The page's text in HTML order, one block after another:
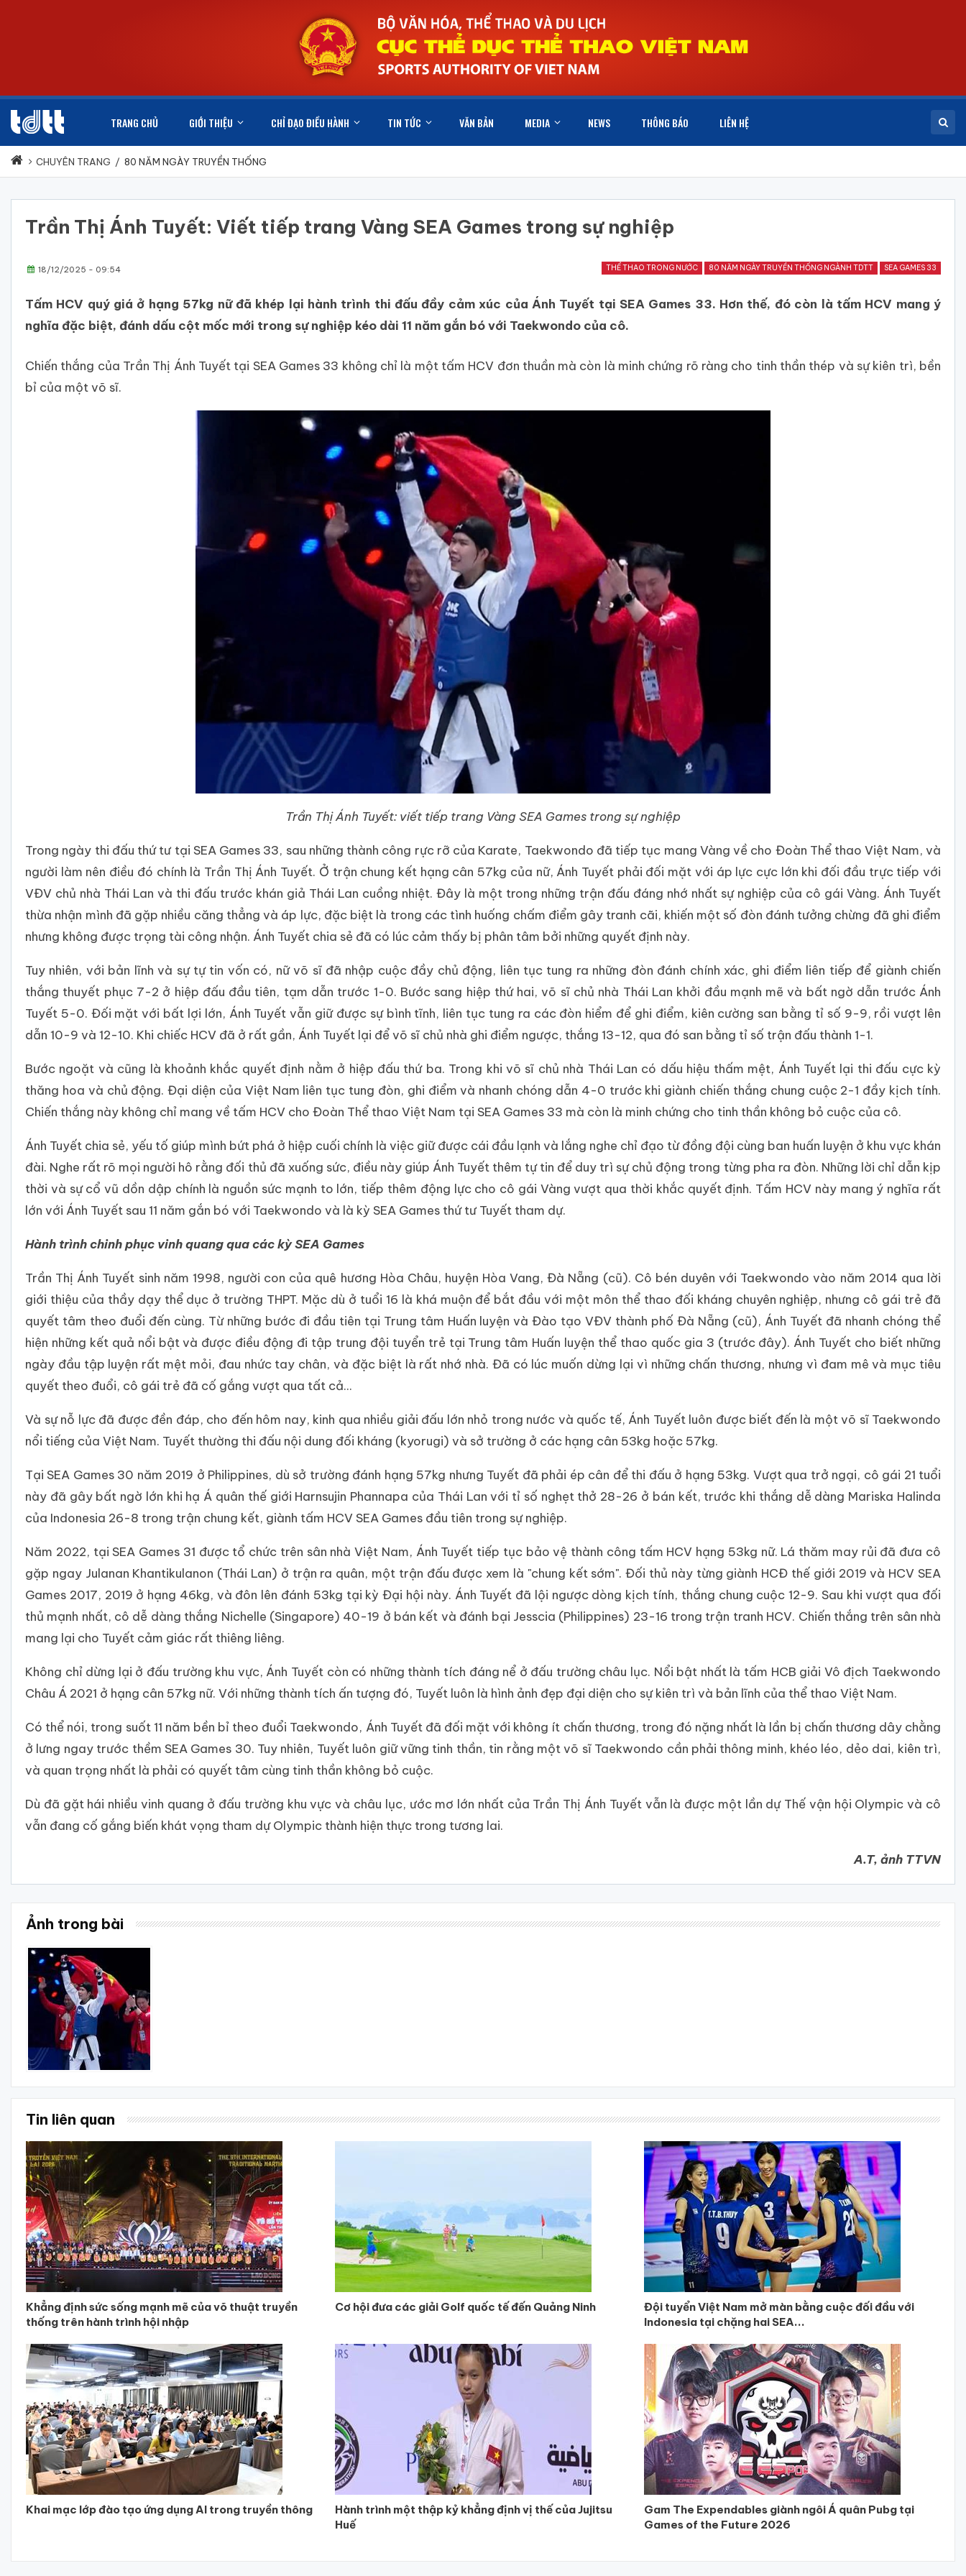
TRANG CHỦ GIỚI THIỆU CHỈ ĐẠO ĐIỀU HÀNH TIN TỨC VĂN BẢN MEDIA NEWS THÔNG BÁO LIÊN HỆ
CHUYÊN TRANG / 80 NĂM NGÀY TRUYỀN THỐNG
Trần Thị Ánh Tuyết: Viết tiếp trang Vàng SEA Games trong sự nghiệp
THỂ THAO TRONG NƯỚC 80 NĂM NGÀY TRUYỀN THỐNG NGÀNH TDTT SEA GAMES 33
18/12/2025 - 09:54
Tấm HCV quý giá ở hạng 57kg nữ đã khép lại hành trình thi đấu đầy cảm xúc của Ánh Tuyết tại SEA Games 33. Hơn thế, đó còn là tấm HCV mang ý
nghĩa đặc biệt, đánh dấu cột mốc mới trong sự nghiệp kéo dài 11 năm gắn bó với Taekwondo của cô.
Chiến thắng của Trần Thị Ánh Tuyết tại SEA Games 33 không chỉ là một tấm HCV đơn thuần mà còn là minh chứng rõ ràng cho tinh thần thép và sự kiên trì, bền
bỉ của một võ sĩ.
Trần Thị Ánh Tuyết: viết tiếp trang Vàng SEA Games trong sự nghiệp
Trong ngày thi đấu thứ tư tại SEA Games 33, sau những thành công rực rỡ của Karate, Taekwondo đã tiếp tục mang Vàng về cho Đoàn Thể thao Việt Nam, và
người làm nên điều đó chính là Trần Thị Ánh Tuyết. Ở trận chung kết hạng cân 57kg của nữ, Ánh Tuyết phải đối mặt với áp lực cực lớn khi đối đầu trực tiếp với
VĐV chủ nhà Thái Lan và thi đấu trước khán giả Thái Lan cuồng nhiệt. Đây là một trong những trận đấu đáng nhớ nhất sự nghiệp của cô gái Vàng. Ánh Tuyết
thừa nhận mình đã gặp nhiều căng thẳng và áp lực, đặc biệt là trong các tình huống chấm điểm gây tranh cãi, khiến một số đòn đánh tưởng chừng đã ghi điểm
nhưng không được trọng tài công nhận. Ánh Tuyết chia sẻ đã có lúc cảm thấy bị phân tâm bởi những quyết định này.
Tuy nhiên, với bản lĩnh và sự tự tin vốn có, nữ võ sĩ đã nhập cuộc đầy chủ động, liên tục tung ra những đòn đánh chính xác, ghi điểm liên tiếp để giành chiến
thắng thuyết phục 7-2 ở hiệp đấu đầu tiên, tạm dẫn trước 1-0. Bước sang hiệp thứ hai, võ sĩ chủ nhà Thái Lan khởi đầu mạnh mẽ và bất ngờ dẫn trước Ánh
Tuyết 5-0. Đối mặt với bất lợi lớn, Ánh Tuyết vẫn giữ được sự bình tĩnh, liên tục tung ra các đòn hiểm để ghi điểm, kiên cường san bằng tỉ số 9-9, rồi vượt lên
dẫn 10-9 và 12-10. Khi chiếc HCV đã ở rất gần, Ánh Tuyết lại để võ sĩ chủ nhà ghi điểm ngược, thắng 13-12, qua đó san bằng tỉ số trận đấu thành 1-1.
Bước ngoặt và cũng là khoảnh khắc quyết định nằm ở hiệp đấu thứ ba. Trong khi võ sĩ chủ nhà Thái Lan có dấu hiệu thấm mệt, Ánh Tuyết lại thi đấu cực kỳ
thăng hoa và chủ động. Đại diện của Việt Nam liên tục tung đòn, ghi điểm và nhanh chóng dẫn 4-0 trước khi giành chiến thắng chung cuộc 2-1 đầy kịch tính.
Chiến thắng này không chỉ mang về tấm HCV cho Đoàn Thể thao Việt Nam tại SEA Games 33 mà còn là minh chứng cho tinh thần không bỏ cuộc của cô.
Ánh Tuyết chia sẻ, yếu tố giúp mình bứt phá ở hiệp cuối chính là việc giữ được cái đầu lạnh và lắng nghe chỉ đạo từ đồng đội cùng ban huấn luyện ở khu vực khán
đài. Nghe rất rõ mọi người hô rằng đối thủ đã xuống sức, điều này giúp Ánh Tuyết thêm tự tin để duy trì sự chủ động trong từng pha ra đòn. Những lời chỉ dẫn kịp
thời và sự cổ vũ dồn dập chính là nguồn sức mạnh to lớn, tiếp thêm động lực cho cô gái Vàng vượt qua thời khắc quyết định. Tấm HCV này mang ý nghĩa rất
lớn với Ánh Tuyết sau 11 năm gắn bó với Taekwondo và là kỳ SEA Games thứ tư Tuyết tham dự.
Hành trình chinh phục vinh quang qua các kỳ SEA Games
Trần Thị Ánh Tuyết sinh năm 1998, người con của quê hương Hòa Châu, huyện Hòa Vang, Đà Nẵng (cũ). Cô bén duyên với Taekwondo vào năm 2014 qua lời
giới thiệu của thầy dạy thể dục ở trường THPT. Mặc dù ở tuổi 16 là khá muộn để bắt đầu với một môn thể thao đối kháng chuyên nghiệp, nhưng cô gái trẻ đã
quyết tâm theo đuổi đến cùng. Từ những bước đi đầu tiên tại Trung tâm Huấn luyện và Đào tạo VĐV thành phố Đà Nẵng (cũ), Ánh Tuyết đã nhanh chóng thể
hiện những kết quả nổi bật và được điều động đi tập trung đội tuyển trẻ tại Trung tâm Huấn luyện thể thao quốc gia 3 (trước đây). Ánh Tuyết cho biết những
ngày đầu tập luyện rất mệt mỏi, đau nhức tay chân, và đặc biệt là rất nhớ nhà. Đã có lúc muốn dừng lại vì những chấn thương, nhưng vì đam mê và mục tiêu
quyết theo đuổi, cô gái trẻ đã cố gắng vượt qua tất cả...
Và sự nỗ lực đã được đền đáp, cho đến hôm nay, kinh qua nhiều giải đấu lớn nhỏ trong nước và quốc tế, Ánh Tuyết luôn được biết đến là một võ sĩ Taekwondo
nổi tiếng của Việt Nam. Tuyết thường thi đấu nội dung đối kháng (kyorugi) và sở trường ở các hạng cân 53kg hoặc 57kg.
Tại SEA Games 30 năm 2019 ở Philippines, dù sở trường đánh hạng 57kg nhưng Tuyết đã phải ép cân để thi đấu ở hạng 53kg. Vượt qua trở ngại, cô gái 21 tuổi
này đã gây bất ngờ lớn khi hạ Á quân thế giới Harnsujin Phannapa của Thái Lan với tỉ số nghẹt thở 28-26 ở bán kết, trước khi thắng dễ dàng Mariska Halinda
của Indonesia 26-8 trong trận chung kết, giành tấm HCV SEA Games đầu tiên trong sự nghiệp.
Năm 2022, tại SEA Games 31 được tổ chức trên sân nhà Việt Nam, Ánh Tuyết tiếp tục bảo vệ thành công tấm HCV hạng 53kg nữ. Lá thăm may rủi đã đưa cô
gặp ngay Julanan Khantikulanon (Thái Lan) ở trận ra quân, một trận đấu được xem là "chung kết sớm". Đối thủ này từng giành HCĐ thế giới 2019 và HCV SEA
Games 2017, 2019 ở hạng 46kg, và đôn lên đánh 53kg tại kỳ Đại hội này. Ánh Tuyết đã lội ngược dòng kịch tính, thắng chung cuộc 12-9. Sau khi vượt qua đối
thủ mạnh nhất, cô dễ dàng thắng Nichelle (Singapore) 40-19 ở bán kết và đánh bại Jesscia (Philippines) 23-16 trong trận tranh HCV. Chiến thắng trên sân nhà
mang lại cho Tuyết cảm giác rất thiêng liêng.
Không chỉ dừng lại ở đấu trường khu vực, Ánh Tuyết còn có những thành tích đáng nể ở đấu trường châu lục. Nổi bật nhất là tấm HCB giải Vô địch Taekwondo
Châu Á 2021 ở hạng cân 57kg nữ. Với những thành tích ấn tượng đó, Tuyết luôn là hình ảnh đẹp đại diện cho sự kiên trì và bản lĩnh của thể thao Việt Nam.
Có thể nói, trong suốt 11 năm bền bỉ theo đuổi Taekwondo, Ánh Tuyết đã đối mặt với không ít chấn thương, trong đó nặng nhất là lần bị chấn thương dây chằng
ở lưng ngay trước thềm SEA Games 30. Tuy nhiên, Tuyết luôn giữ vững tinh thần, tin rằng một võ sĩ Taekwondo cần phải thông minh, khéo léo, dẻo dai, kiên trì,
và quan trọng nhất là phải có quyết tâm cùng tinh thần không bỏ cuộc.
Dù đã gặt hái nhiều vinh quang ở đấu trường khu vực và châu lục, ước mơ lớn nhất của Trần Thị Ánh Tuyết vẫn là được một lần dự Thế vận hội Olympic và cô
vẫn đang cố gắng biến khát vọng tham dự Olympic thành hiện thực trong tương lai.
A.T, ảnh TTVN
Ảnh trong bài
Tin liên quan
Khẳng định sức sống mạnh mẽ của võ thuật truyền
thống trên hành trình hội nhập
Cơ hội đưa các giải Golf quốc tế đến Quảng Ninh
Đội tuyển Việt Nam mở màn bằng cuộc đối đầu với
Indonesia tại chặng hai SEA...
Khai mạc lớp đào tạo ứng dụng AI trong truyền thông
Hành trình một thập kỷ khẳng định vị thế của Jujitsu
Huế
Gam The Expendables giành ngôi Á quân Pubg tại
Games of the Future 2026